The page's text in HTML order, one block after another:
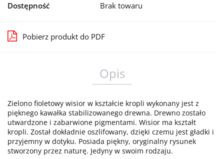
Dostępność Brak towaru
Pobierz produkt do PDF
Opis
Zielono fioletowy wisior w kształcie kropli wykonany jest z
pięknego kawałka stabilizowanego drewna. Drewno zostało
utwardzone i zabarwione pigmentami. Wisior ma kształt
kropli. Został dokładnie oszlifowany, dzięki czemu jest gładki i
przyjemny w dotyku. Posiada piękny, oryginalny rysunek
stworzony przez naturę. Jedyny w swoim rodzaju.